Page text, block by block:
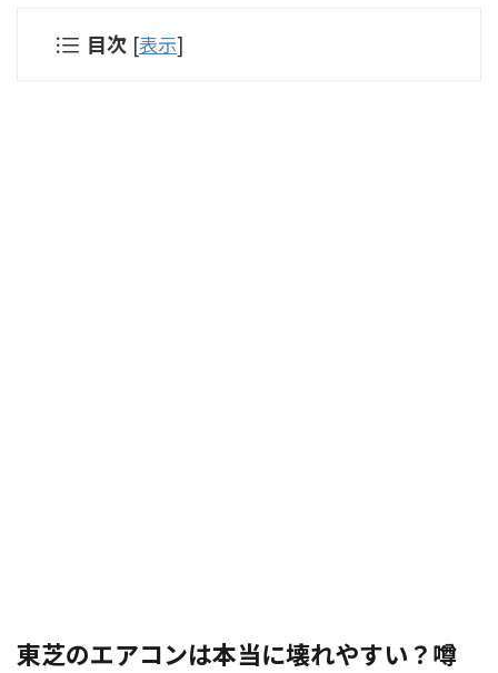
目次 [表示]
東芝のエアコンは本当に壊れやすい？噂